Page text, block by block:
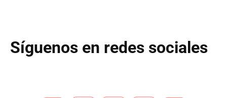
Síguenos en redes sociales